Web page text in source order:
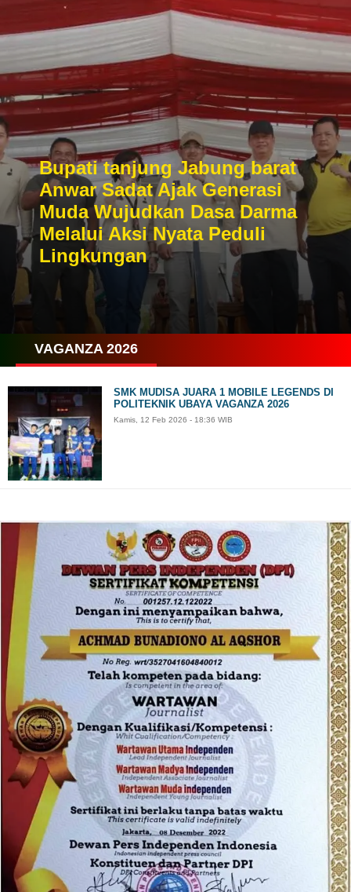
Bupati tanjung Jabung barat
Anwar Sadat Ajak Generasi
Muda Wujudkan Dasa Darma
Melalui Aksi Nyata Peduli
Lingkungan
VAGANZA 2026
SMK MUDISA JUARA 1 MOBILE LEGENDS DI
POLITEKNIK UBAYA VAGANZA 2026
Kamis, 12 Feb 2026 - 18:36 WIB